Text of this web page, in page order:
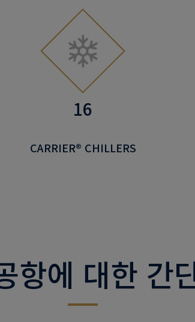
16
CARRIER® CHILLERS
항에 대한 간